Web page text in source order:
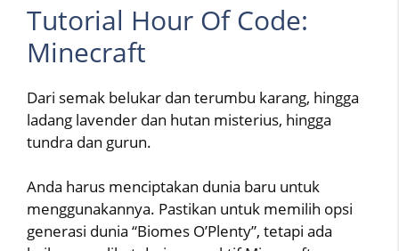
Tutorial Hour Of Code:
Minecraft
Dari semak belukar dan terumbu karang, hingga
ladang lavender dan hutan misterius, hingga
tundra dan gurun.
Anda harus menciptakan dunia baru untuk
menggunakannya. Pastikan untuk memilih opsi
generasi dunia “Biomes O’Plenty”, tetapi ada